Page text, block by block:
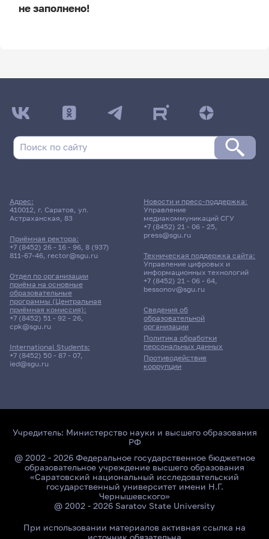
не заполнено!
ДАТА ПОСЛЕДНЕГО ОБНОВЛЕНИЯ:
НЕ ОБНОВЛЯЛОСЬ
Адрес:
410012, г. Саратов, ул.
Астраханская, 83
Приёмная ректора:
+7 (8452) 26 - 16 - 96, 8 (937)
811-67-46, rector@sgu.ru
Отдел по организации
приёма на основные
образовательные
программы (Центральная
приёмная комиссия):
+7 (8452) 51 - 92 - 26,
cpk@sgu.ru
International Students:
+7 (8452) 50 - 87 - 07,
ied@sgu.ru
Сведения об
образовательной
организации
Политика обработки
персональных данных
Противодействие
коррупции
Новости и пресс-поддержка:
Управление
медиакоммуникаций СГУ
+7 (8452) 21 - 06 - 25,
press@sgu.ru
Техническая поддержка сайта:
Управление цифровых и
информационных технологий
+7 (8452) 21 - 06 - 64,
bessonov@sgu.ru
Учредитель: Министерство науки и высшего образования
РФ
@ 2002 - 2026 Федеральное государственное бюджетное
образовательное учреждение высшего образования
«Саратовский национальный исследовательский
государственный университет имени Н.Г.
Чернышевского»
@ 2002 - 2026 Saratov State University
При использовании материалов активная ссылка на
источник обязательна